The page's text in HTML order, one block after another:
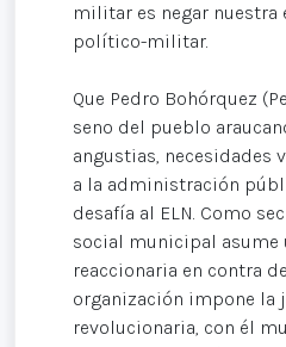
militar es negar nuestra
político-militar.
Que Pedro Bohórquez
seno del pueblo
angustias, necesidades
a la administración
desafía al ELN. Como
social municipal asume
reaccionaria en contra
organización impone la
revolucionaria, con él